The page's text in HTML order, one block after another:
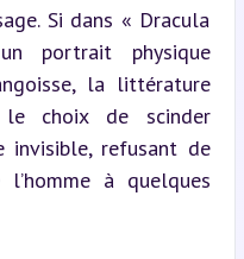
Si dans « Dracula
portrait physique
la littérature
le choix de scinder
invisible, refusant de
à quelques